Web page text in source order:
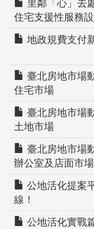
里鄰「心」去
住宅支援性服務
地政規費支付
臺北房地市場
住宅市場
臺北房地市場
土地市場
臺北房地市場
辦公室及店面市場
公地活化提案
線！
公地活化實戰